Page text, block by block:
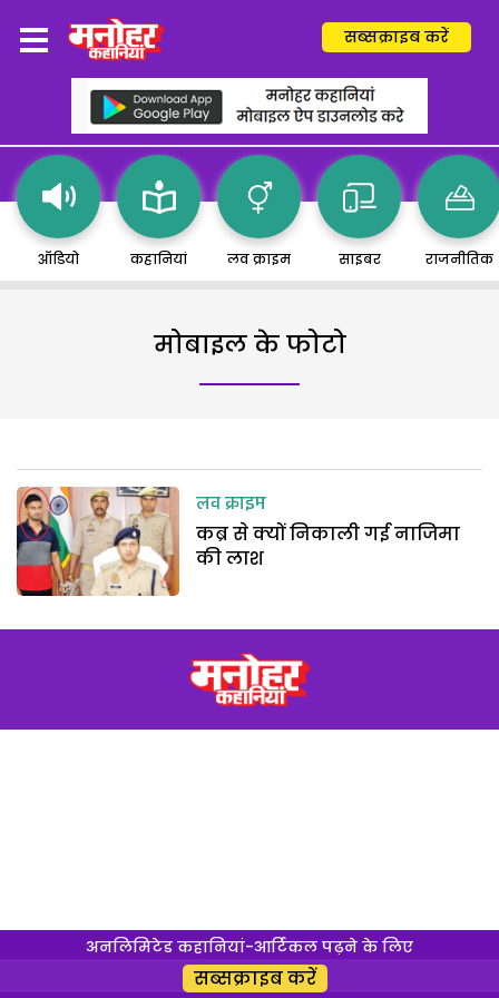
सब्सक्राइब करें
ऑडियो कहानियां लव क्राइम साइबर राजनीतिक
मोबाइल के फोटो
लव क्राइम
कब्र से क्यों निकाली गई नाजिमा
की लाश
अनलिमिटेड कहानियां-आर्टिकल पढ़ने के लिए
सब्सक्राइब करें